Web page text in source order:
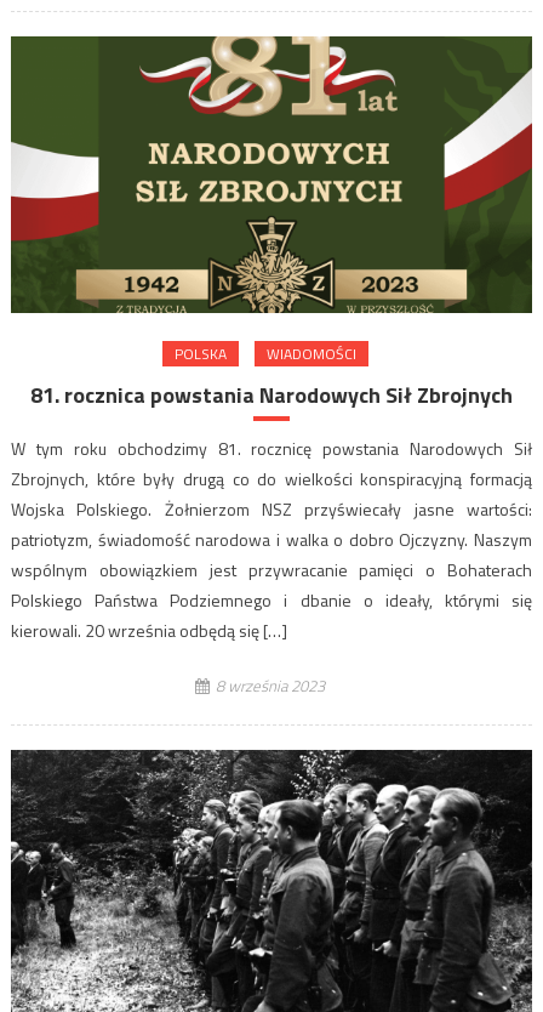
POLSKA WIADOMOŚCI
81. rocznica powstania Narodowych Sił Zbrojnych
W tym roku obchodzimy 81. rocznicę powstania Narodowych Sił
Zbrojnych, które były drugą co do wielkości konspiracyjną formacją
Wojska Polskiego. Żołnierzom NSZ przyświecały jasne wartości:
patriotyzm, świadomość narodowa i walka o dobro Ojczyzny. Naszym
wspólnym obowiązkiem jest przywracanie pamięci o Bohaterach
Polskiego Państwa Podziemnego i dbanie o ideały, którymi się
kierowali. 20 września odbędą się […]
8 września 2023